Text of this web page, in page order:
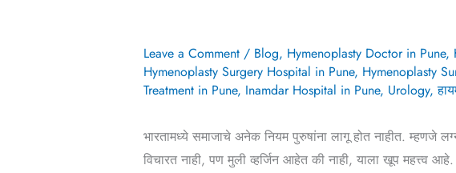
Leave a Comment / Blog, Hymenoplasty Doctor in Pune,
Hymenoplasty Surgery Hospital in Pune, Hymenoplasty
Treatment in Pune, Inamdar Hospital in Pune, Urology,
भारतामध्ये समाजाचे अनेक नियम पुरुषांना लागू होत नाहीत. म्हणजे
विचारत नाही, पण मुली व्हर्जिन आहेत की नाही, याला खूप महत्त्व आहे.